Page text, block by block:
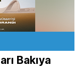
Bakıya